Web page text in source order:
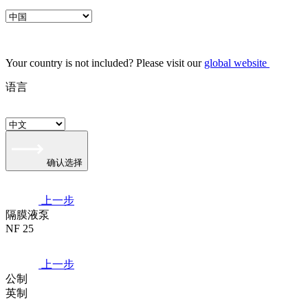
Your country is not included? Please visit our global website
语言
确认选择
上一步
隔膜液泵
NF 25
上一步
公制
英制